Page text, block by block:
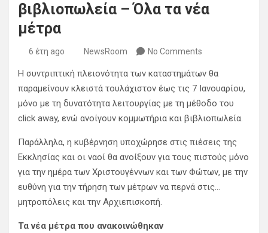
βιβλιοπωλεία – Όλα τα νέα
μέτρα
6 έτη ago NewsRoom No Comments
Η συντριπτική πλειονότητα των καταστημάτων θα
παραμείνουν κλειστά τουλάχιστον έως τις 7 Ιανουαρίου,
μόνο με τη δυνατότητα λειτουργίας με τη μέθοδο του
click away, ενώ ανοίγουν κομμωτήρια και βιβλιοπωλεία.
Παράλληλα, η κυβέρνηση υποχώρησε στις πιέσεις της
Εκκλησίας και οι ναοί θα ανοίξουν για τους πιστούς μόνο
για την ημέρα των Χριστουγέννων και των Φώτων, με την
ευθύνη για την τήρηση των μέτρων να περνά στις…
μητροπόλεις και την Αρχιεπισκοπή.
Τα νέα μέτρα που ανακοινώθηκαν